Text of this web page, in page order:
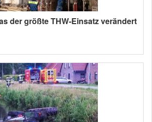
der größte THW-Einsatz verändert